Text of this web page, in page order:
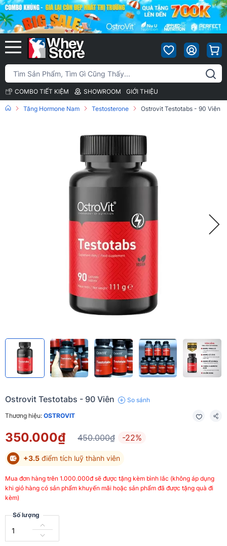
COMBO TIẾT KIỆM SHOWROOM GIỚI THIỆU
Tăng Hormone Nam Testosterone Ostrovit Testotabs - 90 Viên
Ostrovit Testotabs - 90 Viên So sánh
Thương hiệu: OSTROVIT
350.000₫ 450.000₫ -22%
+3.5 điểm tích luỹ thành viên
Mua đơn hàng trên 1.000.000đ sẽ được tặng kèm bình lắc (không áp dụng
khi giỏ hàng có sản phẩm khuyến mãi hoặc sản phẩm đã được tặng quà đi
kèm)
Số lượng